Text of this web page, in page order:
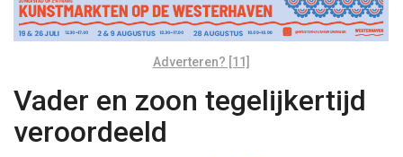
Adverteren? [11]
Vader en zoon tegelijkertijd
veroordeeld